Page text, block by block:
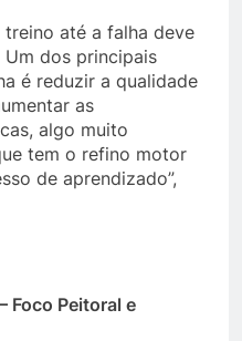
até a falha deve
dos principais
é reduzir a qualidade
as
algo muito
tem o refino motor
de aprendizado”,
Foco Peitoral e